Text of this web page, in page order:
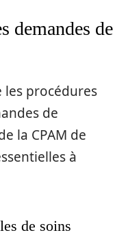
demandes de
procédures
de
la CPAM de
à
de soins